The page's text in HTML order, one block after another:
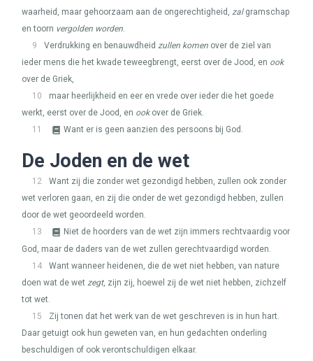
waarheid, maar gehoorzaam aan de ongerechtigheid, zalgramschap
en toorn vergolden worden.
9
Verdrukking en benauwdheid zullen komen over de ziel van
ieder mens die het kwade teweegbrengt, eerst over de Jood, en ook
over de Griek,
10
maar heerlijkheid en eer en vrede over ieder die het goede
werkt, eerst over de Jood, en ookover de Griek.
11
Want er is geen aanzien des persoons bij God.
De Joden en de wet
12
Want zij die zonder wet gezondigd hebben, zullen ook zonder
wet verloren gaan, en zij die onder de wet gezondigd hebben, zullen
door de wet geoordeeld worden.
13
Niet de hoorders van de wet zijn immers rechtvaardig voor
God, maar de daders van de wet zullen gerechtvaardigd worden.
14
Want wanneer heidenen, die de wet niet hebben, van nature
doen wat de wet zegt, zijn zij, hoewel zij de wet niet hebben, zichzelf
tot wet.
15
Zij tonen dat het werk van de wet geschreven is in hun hart.
Daar getuigt ook hun geweten van, en hun gedachten onderling
beschuldigen of ook verontschuldigen elkaar.